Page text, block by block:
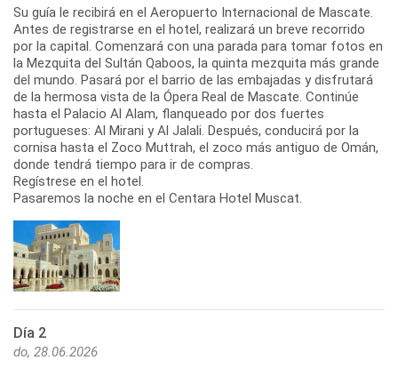
Su guía le recibirá en el Aeropuerto Internacional de Mascate.
Antes de registrarse en el hotel, realizará un breve recorrido
por la capital. Comenzará con una parada para tomar fotos en
la Mezquita del Sultán Qaboos, la quinta mezquita más grande
del mundo. Pasará por el barrio de las embajadas y disfrutará
de la hermosa vista de la Ópera Real de Mascate. Continúe
hasta el Palacio Al Alam, flanqueado por dos fuertes
portugueses: Al Mirani y Al Jalali. Después, conducirá por la
cornisa hasta el Zoco Muttrah, el zoco más antiguo de Omán,
donde tendrá tiempo para ir de compras.
Regístrese en el hotel.
Día 2
do, 28.06.2026